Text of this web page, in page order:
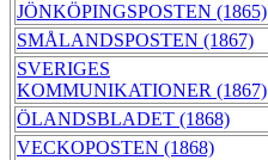
JÖNKÖPINGSPOSTEN (1865)
SMÅLANDSPOSTEN (1867)
SVERIGES
KOMMUNIKATIONER (1867)
ÖLANDSBLADET (1868)
VECKOPOSTEN (1868)